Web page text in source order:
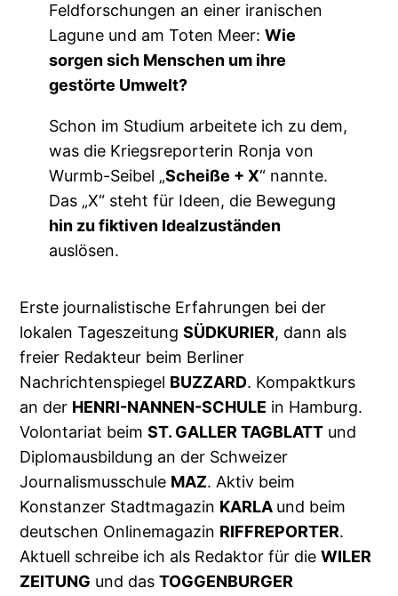
Feldforschungen an einer iranischen
Lagune und am Toten Meer: Wie
sorgen sich Menschen um ihre
gestörte Umwelt?
Schon im Studium arbeitete ich zu dem,
was die Kriegsreporterin Ronja von
Wurmb-Seibel „Scheiße + X“ nannte.
Das „X“ steht für Ideen, die Bewegung
hin zu fiktiven Idealzuständen
auslösen.
Erste journalistische Erfahrungen bei der
lokalen TageszeitungSÜDKURIER, dann als
freier Redakteur beim Berliner
Nachrichtenspiegel BUZZARD. Kompaktkurs
an der HENRI-NANNEN-SCHULE in Hamburg.
Volontariat beimST. GALLER TAGBLATT und
Diplomausbildung an der Schweizer
Journalismusschule MAZ. Aktiv beim
Konstanzer Stadtmagazin KARLA und beim
deutschen Onlinemagazin RIFFREPORTER.
Aktuell schreibe ich als Redaktor für dieWILER
ZEITUNG und dasTOGGENBURGER